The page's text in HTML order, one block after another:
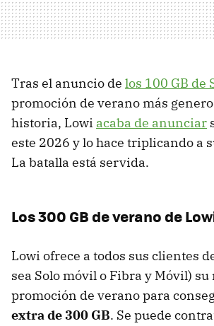
Tras el anuncio de los 100 GB de
promoción de verano más
historia, Lowi acaba de anunciar
este 2026 y lo hace triplicando a
La batalla está servida.
Los 300 GB de verano de
Lowi ofrece a todos sus clientes
sea Solo móvil o Fibra y Móvil) su
promoción de verano para
extra de 300 GB. Se puede